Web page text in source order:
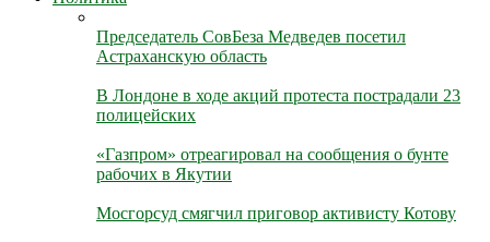
Председатель СовБеза Медведев посетил
Астраханскую область
В Лондоне в ходе акций протеста пострадали 23
полицейских
«Газпром» отреагировал на сообщения о бунте
рабочих в Якутии
Мосгорсуд смягчил приговор активисту Котову